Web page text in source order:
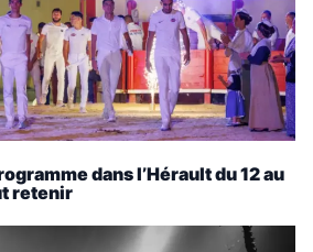
dans l’Hérault du 12 au
retenir